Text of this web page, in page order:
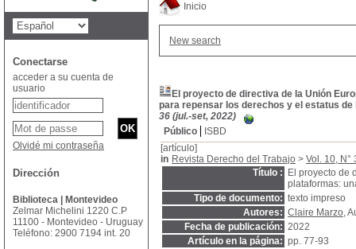
Inicio
New search
El proyecto de directiva de la Unión
para repensar los derechos y el estatus
36 (jul.-set, 2022)
Público
ISBD
[artículo]
in Revista Derecho del Trabajo > Vol. 10, N°
Título :
El proyecto de
plataformas:
Tipo de documento: texto impreso
Autores: Claire Marzo,
Fecha de publicación: 2022
Artículo en la página: pp. 77-93
Conectarse
acceder a su cuenta de
usuario
Olvidé mi contraseña
Dirección
Biblioteca | Montevideo
Zelmar Michelini 1220 C.P
11100 - Montevideo - Uruguay
Teléfono: 2900 7194 int. 20